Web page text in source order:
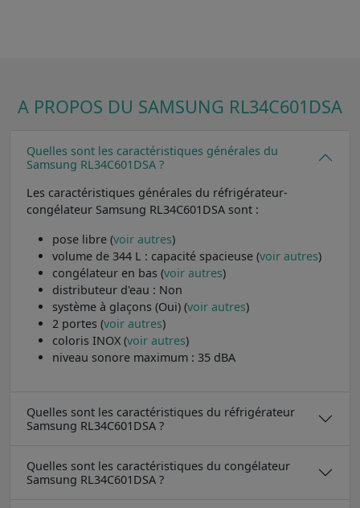
A PROPOS DU SAMSUNG RL34C601DSA
Quelles sont les caractéristiques générales du
Samsung RL34C601DSA ?
Les caractéristiques générales du réfrigérateur-
congélateur Samsung RL34C601DSA sont :
pose libre (voir autres)
volume de 344 L : capacité spacieuse (voir autres)
congélateur en bas (voir autres)
distributeur d'eau : Non
système à glaçons (Oui) (voir autres)
2 portes (voir autres)
coloris INOX (voir autres)
niveau sonore maximum : 35 dBA
Quelles sont les caractéristiques du réfrigérateur
Samsung RL34C601DSA ?
Quelles sont les caractéristiques du congélateur
Samsung RL34C601DSA ?